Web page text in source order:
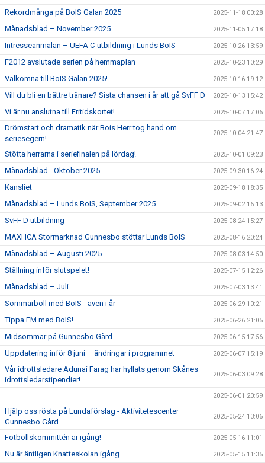
Rekordmånga på BoIS Galan 2025 2025-11-18 00:28
Månadsblad – November 2025 2025-11-05 17:18
Intresseanmälan – UEFA C-utbildning i Lunds BoIS 2025-10-26 13:59
F2012 avslutade serien på hemmaplan 2025-10-23 10:29
Välkomna till BoIS Galan 2025! 2025-10-16 19:12
Vill du bli en bättre tränare? Sista chansen i år att gå SvFF D 2025-10-13 15:42
Vi är nu anslutna till Fritidskortet! 2025-10-07 17:06
Drömstart och dramatik när Bois Herr tog hand om
seriesegern!
2025-10-04 21:47
Stötta herrarna i seriefinalen på lördag! 2025-10-01 09:23
Månadsblad - Oktober 2025 2025-09-30 16:24
Kansliet 2025-09-18 18:35
Månadsblad – Lunds BoIS, September 2025 2025-09-02 16:13
SvFF D utbildning 2025-08-24 15:27
MAXI ICA Stormarknad Gunnesbo stöttar Lunds BoIS 2025-08-16 20:24
Månadsblad – Augusti 2025 2025-08-03 14:50
Ställning inför slutspelet! 2025-07-15 12:26
Månadsblad – Juli 2025-07-03 13:41
Sommarboll med BoIS - även i år 2025-06-29 10:21
Tippa EM med BoIS! 2025-06-26 21:05
Midsommar på Gunnesbo Gård 2025-06-15 17:56
Uppdatering inför 8 juni – ändringar i programmet 2025-06-07 15:19
Vår idrottsledare Adunai Farag har hyllats genom Skånes
idrottsledarstipendier!
2025-06-03 09:28
2025-06-01 20:59
Hjälp oss rösta på Lundaförslag - Aktivitetescenter
Gunnesbo Gård
2025-05-24 13:06
Fotbollskommittén är igång! 2025-05-16 11:01
Nu är äntligen Knatteskolan igång 2025-05-15 11:35